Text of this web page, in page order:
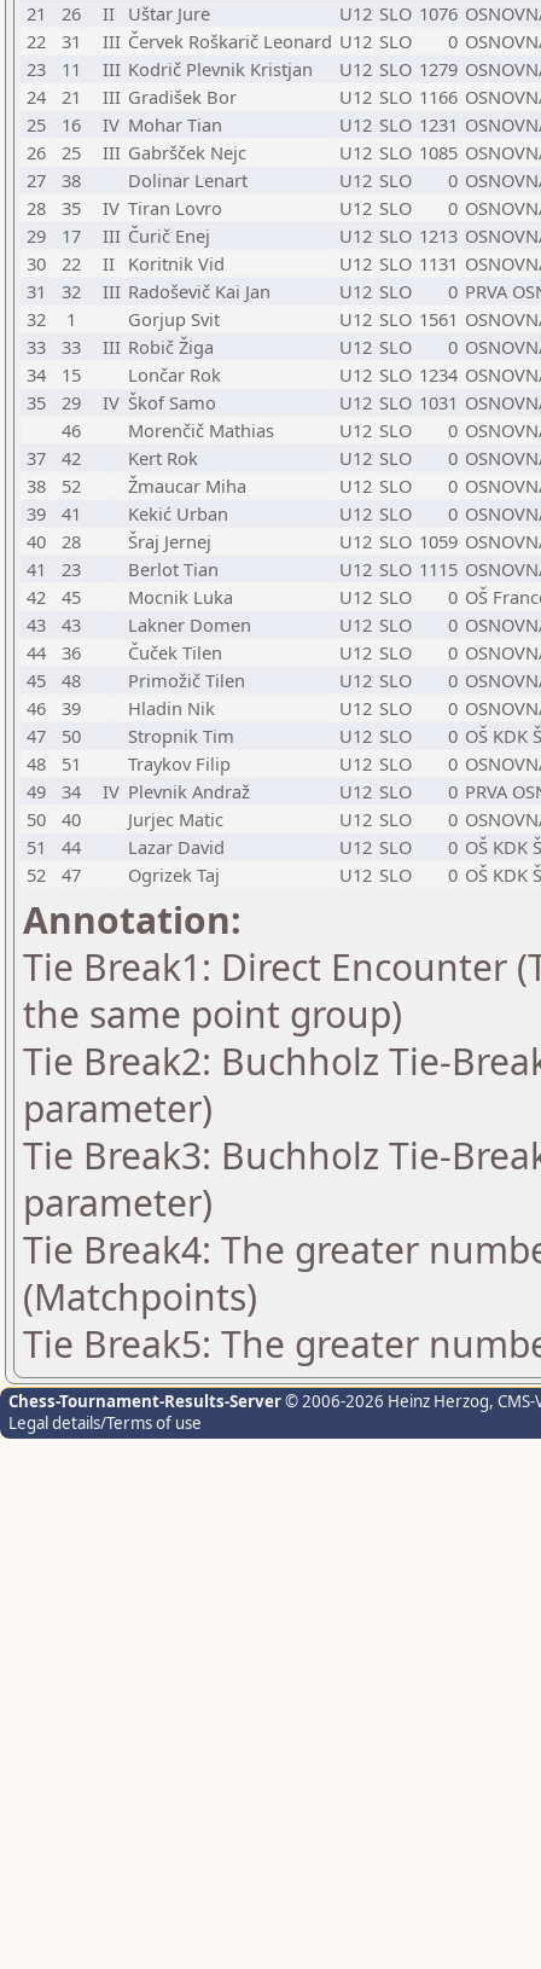
21
26 II Uštar Jure U12 SLO 1076
22
31 III Červek Roškarič Leonard U12 SLO 0
23
11 III Kodrič Plevnik Kristjan U12 SLO 1279
24
21 III Gradišek Bor U12 SLO 1166
25
16 IV Mohar Tian U12 SLO 1231
26
25 III Gabršček Nejc U12 SLO 1085
27
38 Dolinar Lenart U12 SLO 0
28
35 IV Tiran Lovro U12 SLO 0
29
17 III Čurič Enej U12 SLO 1213
30
22 II Koritnik Vid U12 SLO 1131
31
32 III Radoševič Kai Jan U12 SLO 0 PRVA
32
1 Gorjup Svit U12 SLO 1561
33
33 III Robič Žiga U12 SLO 0
34
15 Lončar Rok U12 SLO 1234
35
29 IV Škof Samo U12 SLO 1031
46
Morenčič Mathias U12 SLO 0
37
42 Kert Rok U12 SLO 0
38
52 Žmaucar Miha U12 SLO 0
39
41 Kekić Urban U12 SLO 0
40
28 Šraj Jernej U12 SLO 1059
41
23 Berlot Tian U12 SLO 1115
42
45 Mocnik Luka U12 SLO 0 OŠ
43
43 Lakner Domen U12 SLO 0
44
36 Čuček Tilen U12 SLO 0
45
48 Primožič Tilen U12 SLO 0
46
39 Hladin Nik U12 SLO 0
47
50 Stropnik Tim U12 SLO 0 OŠ KDK
48
51 Traykov Filip U12 SLO 0
49
34 IV Plevnik Andraž U12 SLO 0 PRVA
50
40 Jurjec Matic U12 SLO 0
51
44 Lazar David U12 SLO 0 OŠ KDK
52
47 Ogrizek Taj U12 SLO 0 OŠ KDK
Annotation:
Tie Break1: Direct Encounter
the same point group)
Tie Break2: Buchholz Tie-
parameter)
Tie Break3: Buchholz Tie-
parameter)
Tie Break4: The greater
(Matchpoints)
Tie Break5: The greater
Chess-Tournament-Results-Server© 2006-2026 Heinz Herzog,
Legal details/Terms of use